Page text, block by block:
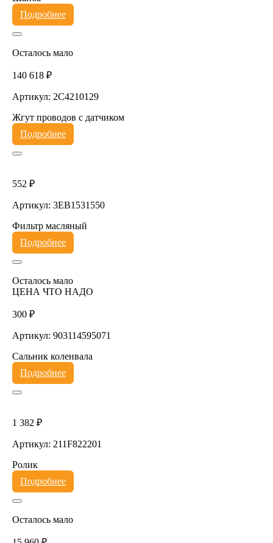
Подробнее
Осталось мало
140 618 ₽
Артикул: 2C4210129
Жгут проводов с датчиком
Подробнее
552 ₽
Артикул: 3EB1531550
Фильтр масляный
Подробнее
Осталось мало
ЦЕНА ЧТО НАДО
300 ₽
Артикул: 903114595071
Сальник коленвала
Подробнее
1 382 ₽
Артикул: 211F822201
Ролик
Подробнее
Осталось мало